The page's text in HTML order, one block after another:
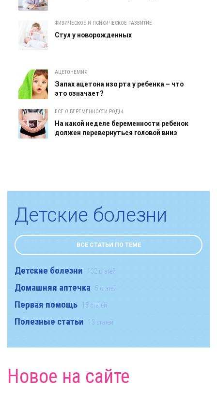
ФИЗИЧЕСКОЕ И ПСИХИЧЕСКОЕ РАЗВИТИЕ
Cтул у новорожденных
АЦЕТОНЕМИЯ
Запах ацетона изо рта у ребенка – что
это означает?
ВСЕ О БЕРЕМЕННОСТИ РОДЫ
На какой неделе беременности ребенок
должен перевернуться головой вниз
Детские болезни
ВСЕ СТАТЬИ ПО ТЕМЕ
Детские болезни 132 статей
Домашняя аптечка 5 статей
Первая помощь 15 статей
Полезные статьи 13 статей
Новое на сайте